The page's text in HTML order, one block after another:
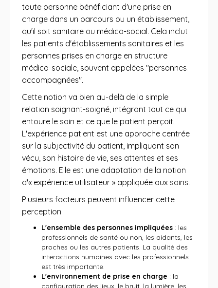
toute personne bénéficiant d'une prise en
charge dans un parcours ou un établissement,
qu'il soit sanitaire ou médico-social. Cela inclut
les patients d'établissements sanitaires et les
personnes prises en charge en structure
médico-sociale, souvent appelées "personnes
accompagnées".
Cette notion va bien au-delà de la simple
relation soignant-soigné, intégrant tout ce qui
entoure le soin et ce que le patient perçoit.
L'expérience patient est une approche centrée
sur la subjectivité du patient, impliquant son
vécu, son histoire de vie, ses attentes et ses
émotions. Elle est une adaptation de la notion
d'« expérience utilisateur » appliquée aux soins.
Plusieurs facteurs peuvent influencer cette
perception :
L'ensemble des personnes impliquées : les
professionnels de santé ou non, les aidants, les
proches ou les autres patients. La qualité des
interactions humaines avec les professionnels
est très importante.
L'environnement de prise en charge : la
configuration des lieux, le bruit, la lumière, les